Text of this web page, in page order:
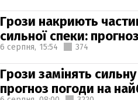
Грози накриють
сильної спеки:
6 серпня, 15:54 374
Грози замінять
прогноз погоди на